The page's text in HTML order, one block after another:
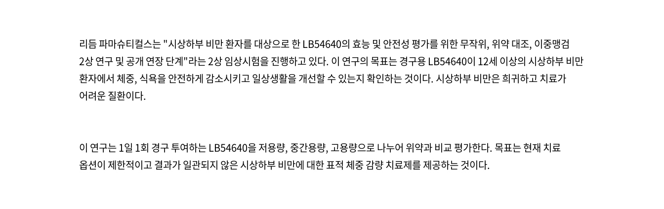
리듬 파마슈티컬스는 "시상하부 비만 환자를 대상으로 한 LB54640의 효능 및 안전성 평가를 위한 무작위, 위약 대조, 이중맹검
2상 연구 및 공개 연장 단계"라는 2상 임상시험을 진행하고 있다. 이 연구의 목표는 경구용 LB54640이 12세 이상의 시상하부 비만
환자에서 체중, 식욕을 안전하게 감소시키고 일상생활을 개선할 수 있는지 확인하는 것이다. 시상하부 비만은 희귀하고 치료가
어려운 질환이다.
이 연구는 1일 1회 경구 투여하는 LB54640을 저용량, 중간용량, 고용량으로 나누어 위약과 비교 평가한다. 목표는 현재 치료
옵션이 제한적이고 결과가 일관되지 않은 시상하부 비만에 대한 표적 체중 감량 치료제를 제공하는 것이다.